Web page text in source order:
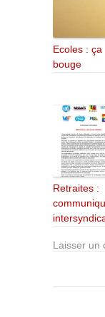
Ecoles : ça
bouge
Retraites :
Laisser un